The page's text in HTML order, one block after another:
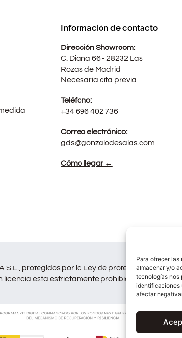
Para ofrecer las
almacenar y/o
tecnologías nos
identificaciones
afectar
Información de contacto
Dirección Showroom:
C. Diana 66 - 28232 Las
Rozas de Madrid
Necesaria cita previa
Teléfono:
+34 696 402 736
Correo electrónico:
gds@gonzalodesalas.com
Cómo llegar ←
S.L., protegidos por la Ley de protección de
licencia esta estrictamente prohibida y será